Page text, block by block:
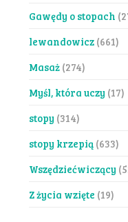
Gawędy o stopach
lewandowicz(661)
Masaż(274)
Myśl, która uczy (17)
stopy (314)
stopy krzepią(633)
Wszędziećwiczący
Z życia wzięte (19)